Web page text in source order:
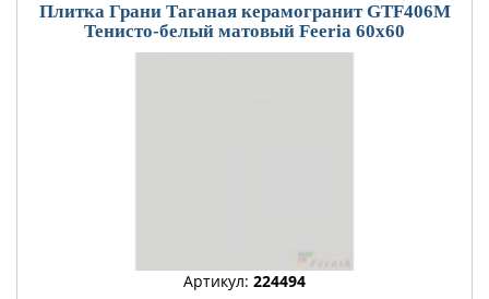
Плитка Грани Таганая керамогранит GTF406М
Тенисто-белый матовый Feeria 60x60
Артикул: 224494